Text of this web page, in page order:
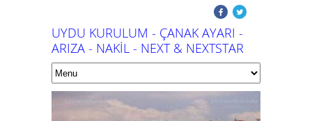
UYDU KURULUM - ÇANAK AYARI -
ARIZA - NAKİL - NEXT & NEXTSTAR